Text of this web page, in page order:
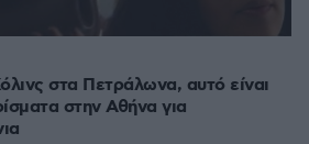
στα Πετράλωνα, αυτό είναι
στην Αθήνα για